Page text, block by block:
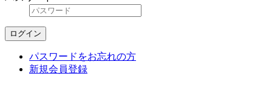
ログイン
パスワードをお忘れの方
新規会員登録